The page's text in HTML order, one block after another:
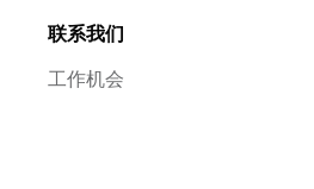
联系我们
工作机会